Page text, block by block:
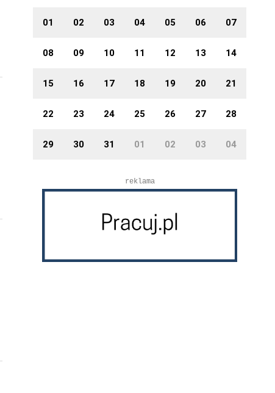
01 02 03 04 05 06 07
08 09 10 11 12 13 14
15 16 17 18 19 20 21
22 23 24 25 26 27 28
29 30 31 01 02 03 04
reklama